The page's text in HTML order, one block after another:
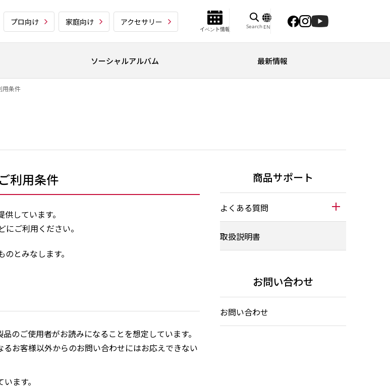
プロ向け 家庭向け アクセサリー
イベント情報 Search EN
ソーシャルアルバム 最新情報
用条件
利用条件
しています。
ご利用ください。
とみなします。
のご使用者がお読みになることを想定しています。
お客様以外からのお問い合わせにはお応えできない
ます。
商品サポート
よくある質問
取扱説明書
お問い合わせ
お問い合わせ